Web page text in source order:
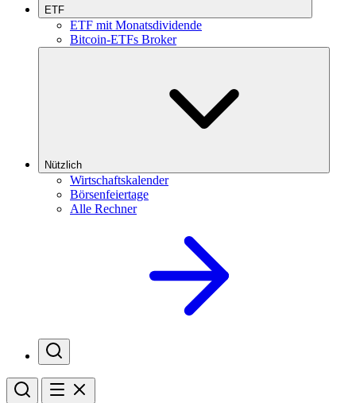
ETF
ETF mit Monatsdividende
Bitcoin-ETFs Broker
Nützlich
Wirtschaftskalender
Börsenfeiertage
Alle Rechner